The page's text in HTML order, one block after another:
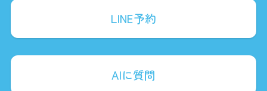
LINE予約
AIに質問